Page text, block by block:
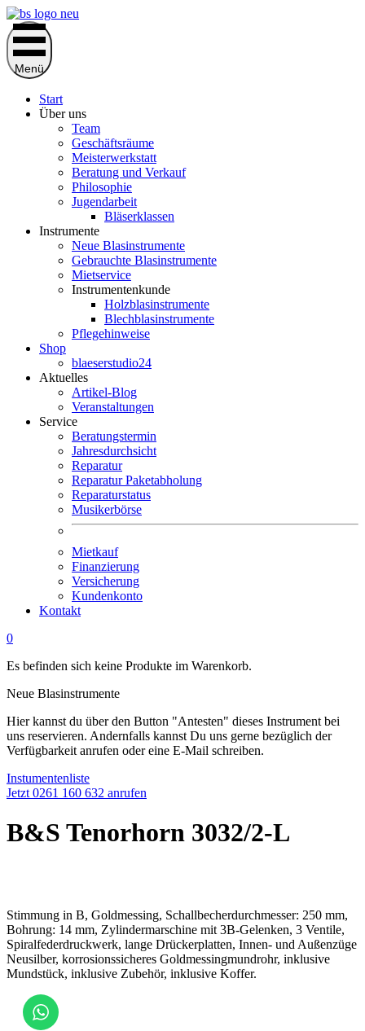
Zum
Inhalt
springen
Menü
Start
Über uns
Team
Geschäftsräume
Meisterwerkstatt
Beratung und Verkauf
Philosophie
Jugendarbeit
Bläserklassen
Instrumente
Neue Blasinstrumente
Gebrauchte Blasinstrumente
Mietservice
Instrumentenkunde
Holzblasinstrumente
Blechblasinstrumente
Pflegehinweise
Shop
blaeserstudio24
Aktuelles
Artikel-Blog
Veranstaltungen
Service
Beratungstermin
Jahresdurchsicht
Reparatur
Reparatur Paketabholung
Reparaturstatus
Musikerbörse
Mietkauf
Finanzierung
Versicherung
Kundenkonto
Kontakt
0
Es befinden sich keine Produkte im Warenkorb.
Neue Blasinstrumente
Hier kannst du über den Button "Antesten" dieses Instrument bei
uns reservieren. Andernfalls kannst Du uns gerne bezüglich der
Verfügbarkeit anrufen oder eine E-Mail schreiben.
Instumentenliste
Jetzt 0261 160 632 anrufen
B&S Tenorhorn 3032/2-L
Stimmung in B, Goldmessing, Schallbecherdurchmesser: 250 mm,
Bohrung: 14 mm, Zylindermarschine mit 3B-Gelenken, 3 Ventile,
Spiralfederdruckwerk, lange Drückerplatten, Innen- und Außenzüge
Neusilber, korrosionssicheres Goldmessingmundrohr, inklusive
Mundstück, inklusive Zubehör, inklusive Koffer.